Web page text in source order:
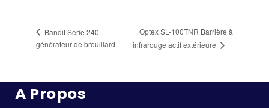
Bandit Série 240
générateur de brouillard
Optex SL-100TNR Barrière à
infrarouge actif extérieure
A Propos